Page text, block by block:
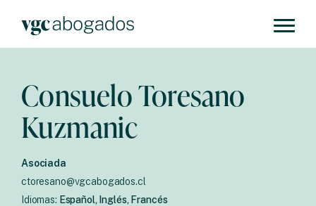
Consuelo Toresano
Kuzmanic
Asociada
ctoresano@vgcabogados.cl
Idiomas: Español, Inglés, Francés